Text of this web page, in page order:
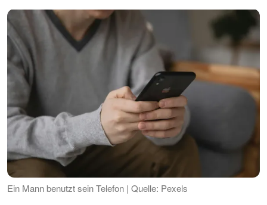
Ein Mann benutzt sein Telefon | Quelle: Pexels